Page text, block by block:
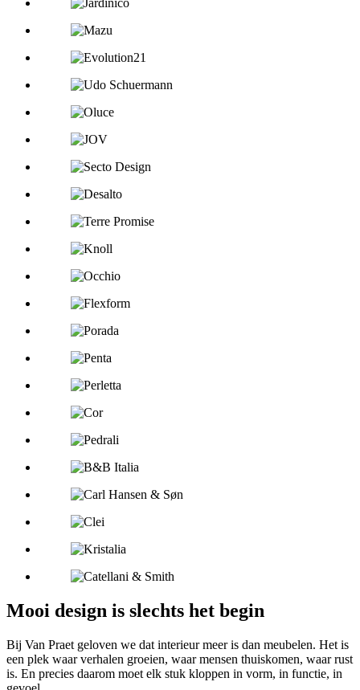
Mooi design is slechts het begin
Bij Van Praet geloven we dat interieur meer is dan meubelen. Het is
een plek waar verhalen groeien, waar mensen thuiskomen, waar rust
is. En precies daarom moet elk stuk kloppen in vorm, in functie, in